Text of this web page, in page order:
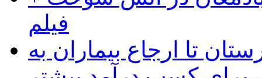
فیلم
تا ارجاع بیماران به